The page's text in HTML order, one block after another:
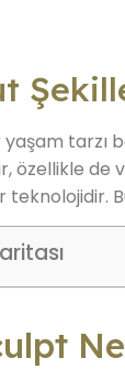
yaşam
özellikle de
teknolojidir.